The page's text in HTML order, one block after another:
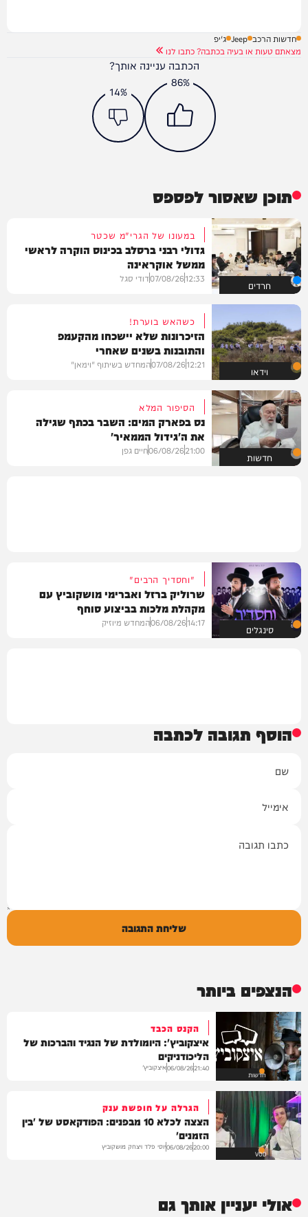
חדשות הרכב Jeep ג'יפ
מצאתם טעות או בעיה בכתבה? כתבו לנו
הכתבה עניינה אותך?
86%
14%
תוכן שאסור לפספס
חרדים
במעונו של הגרי"מ שכטר
גדולי רבני ברסלב בכינוס הוקרה לראשי
ממשל אוקראינה
12:33
07/08/26דודי סגל
וידאו
כשהאש בוערת!
הזיכרונות שלא יישכחו מהקעמפ
והתובנות בשנים שאחרי
12:21
07/08/26המחדש בשיתוף "וימאן"
חדשות
הסיפור המלא
נס בפארק המים: השבר בכתף שגילה
את ה'גידול הממאיר'
21:00
06/08/26חיים גפן
סינגלים
"וחסדיך הרבים"
שרוליק ברזל ואברימי מושקוביץ עם
מקהלת מלכות בביצוע סוחף
14:17
06/08/26המחדש מיוזיק
הוסף תגובה לכתבה
שליחת התגובה
הנצפים ביותר
חדשות
הקנס הכבד
איצקוביץ': היומולדת של הנגיד והברכות של
הליכודניקים
21:40
06/08/26איצקוביץ'
VOD
הגרלה על חופשת ענק
הצצה לכלא 10 מבפנים: הפודקאסט של 'בין
הזמנים'
20:00
06/08/26יוסי פלד ויצחק מושקוביץ
אולי יעניין אותך גם